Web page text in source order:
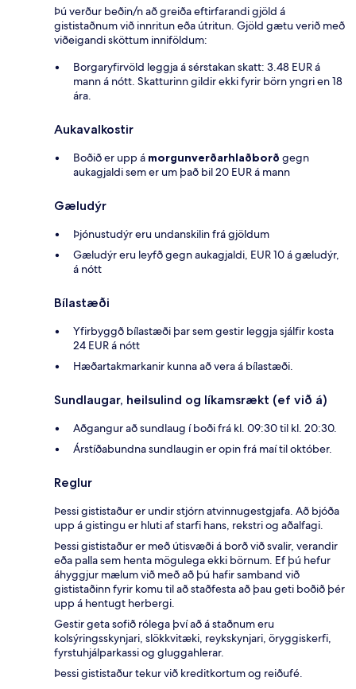
Þú verður beðin/n að greiða eftirfarandi gjöld á
gististaðnum við innritun eða útritun. Gjöld gætu verið með
viðeigandi sköttum inniföldum:
Borgaryfirvöld leggja á sérstakan skatt: 3.48 EUR á
mann á nótt. Skatturinn gildir ekki fyrir börn yngri en 18
ára.
Aukavalkostir
Boðið er upp á morgunverðarhlaðborð gegn
aukagjaldi sem er um það bil 20 EUR á mann
Gæludýr
Þjónustudýr eru undanskilin frá gjöldum
Gæludýr eru leyfð gegn aukagjaldi, EUR 10 á gæludýr,
á nótt
Bílastæði
Yfirbyggð bílastæði þar sem gestir leggja sjálfir kosta
24 EUR á nótt
Hæðartakmarkanir kunna að vera á bílastæði.
Sundlaugar, heilsulind og líkamsrækt (ef við á)
Aðgangur að sundlaug í boði frá kl. 09:30 til kl. 20:30.
Árstíðabundna sundlaugin er opin frá maí til október.
Reglur
Þessi gististaður er undir stjórn atvinnugestgjafa. Að bjóða
upp á gistingu er hluti af starfi hans, rekstri og aðalfagi.
Þessi gististaður er með útisvæði á borð við svalir, verandir
eða palla sem henta mögulega ekki börnum. Ef þú hefur
áhyggjur mælum við með að þú hafir samband við
gististaðinn fyrir komu til að staðfesta að þau geti boðið þér
upp á hentugt herbergi.
Gestir geta sofið rólega því að á staðnum eru
kolsýringsskynjari, slökkvitæki, reykskynjari, öryggiskerfi,
fyrstuhjálparkassi og gluggahlerar.
Þessi gististaður tekur við kreditkortum og reiðufé.